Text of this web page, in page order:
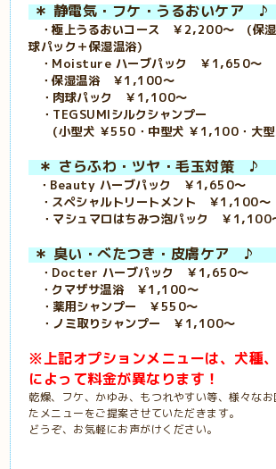
＊ 静電気・フケ・うるおいケ
・極上うるおいコース ￥2,200～ (保湿
球パック＋保湿温浴)
・Moisture ハーブパック ￥1,650～
・保湿温浴 ￥1,100～
・肉球パック ￥1,100～
・TEGSUMIシルクシャンプー
(小型犬 ￥550・中型犬 ￥1,100・大
＊ さらふわ・ツヤ・毛玉対
・Beauty ハーブパック ￥1,650～
・スペシャルトリートメント ￥1,100～
・マシュマロはちみつ泡パック ￥1,100
＊ 臭い・べたつき・皮膚ケア
・Docter ハーブパック ￥1,650～
・クマザサ温浴 ￥1,100～
・薬用シャンプー ￥550～
・ノミ取りシャンプー ￥1,100～
※上記オプションメニューは、犬種
によって料金が異なります！
乾燥、フケ、かゆみ、もつれやすい等、様々な
たメニューをご提案させていただきます。
どうぞ、お気軽にお声がけください。